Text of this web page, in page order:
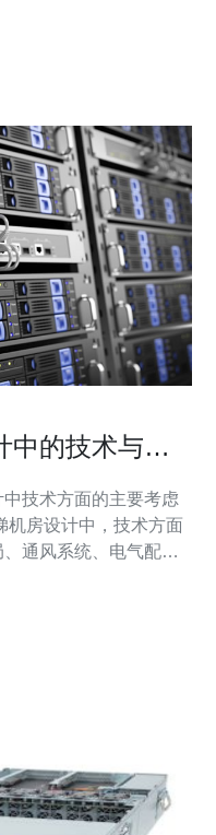
位卡是Apex游戏的最
中的技术与美
技术方面的主要考虑
机房设计中，技术方面
通风系统、电气配
性和可操作性。通风